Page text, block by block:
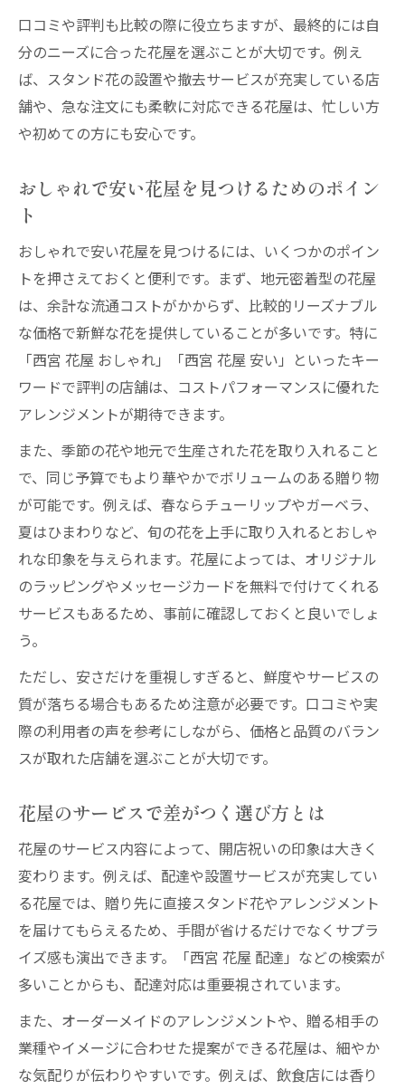
口コミや評判も比較の際に役立ちますが、最終的には自
分のニーズに合った花屋を選ぶことが大切です。例え
ば、スタンド花の設置や撤去サービスが充実している店
舗や、急な注文にも柔軟に対応できる花屋は、忙しい方
や初めての方にも安心です。
おしゃれで安い花屋を見つけるためのポイン
ト
おしゃれで安い花屋を見つけるには、いくつかのポイン
トを押さえておくと便利です。まず、地元密着型の花屋
は、余計な流通コストがかからず、比較的リーズナブル
な価格で新鮮な花を提供していることが多いです。特に
「西宮 花屋 おしゃれ」「西宮 花屋 安い」といったキー
ワードで評判の店舗は、コストパフォーマンスに優れた
アレンジメントが期待できます。
また、季節の花や地元で生産された花を取り入れること
で、同じ予算でもより華やかでボリュームのある贈り物
が可能です。例えば、春ならチューリップやガーベラ、
夏はひまわりなど、旬の花を上手に取り入れるとおしゃ
れな印象を与えられます。花屋によっては、オリジナル
のラッピングやメッセージカードを無料で付けてくれる
サービスもあるため、事前に確認しておくと良いでしょ
う。
ただし、安さだけを重視しすぎると、鮮度やサービスの
質が落ちる場合もあるため注意が必要です。口コミや実
際の利用者の声を参考にしながら、価格と品質のバラン
スが取れた店舗を選ぶことが大切です。
花屋のサービスで差がつく選び方とは
花屋のサービス内容によって、開店祝いの印象は大きく
変わります。例えば、配達や設置サービスが充実してい
る花屋では、贈り先に直接スタンド花やアレンジメント
を届けてもらえるため、手間が省けるだけでなくサプラ
イズ感も演出できます。「西宮 花屋 配達」などの検索が
多いことからも、配達対応は重要視されています。
また、オーダーメイドのアレンジメントや、贈る相手の
業種やイメージに合わせた提案ができる花屋は、細やか
な気配りが伝わりやすいです。例えば、飲食店には香り